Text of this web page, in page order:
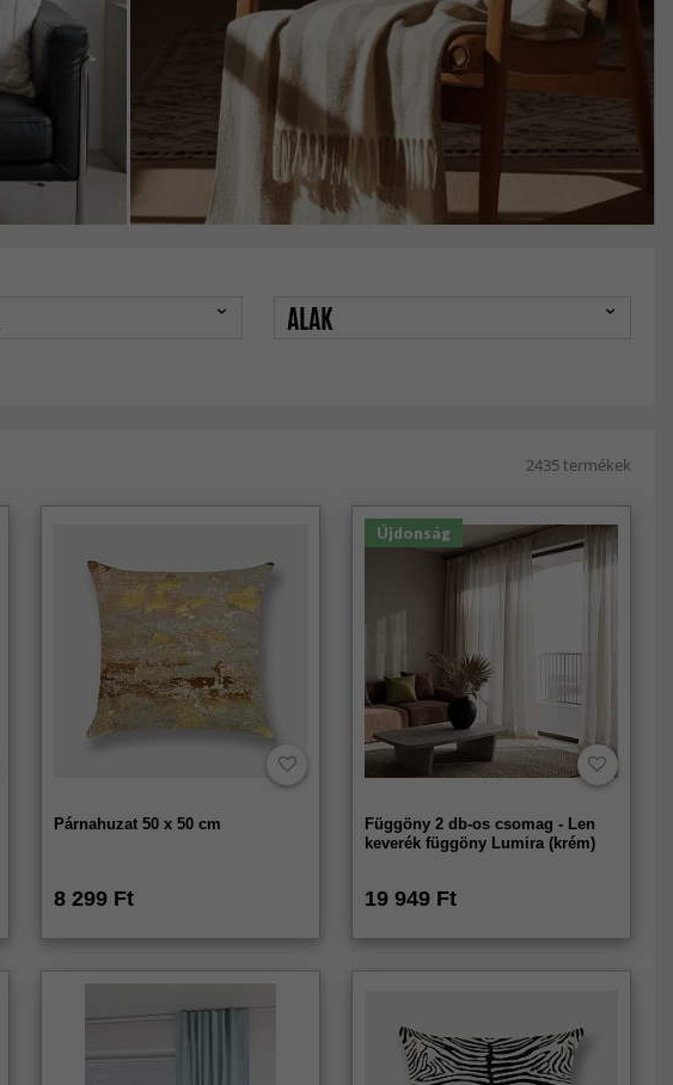
ALAK
2435 termékek
Párnahuzat 50 x 50 cm
8 299 Ft
Újdonság
Függöny 2 db-os csomag - Len
keverék függöny Lumira (krém)
19 949 Ft